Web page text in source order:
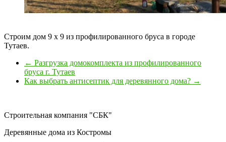
Строим дом 9 х 9 из профилированного бруса в городе
Тутаев.
← Разгрузка домокомплекта из профилированного
бруса г. Тутаев
Как выбрать антисептик для деревянного дома? →
Строительная компания "СБК"
Деревянные дома из Костромы